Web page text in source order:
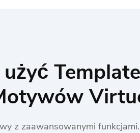
z zaawansowanymi